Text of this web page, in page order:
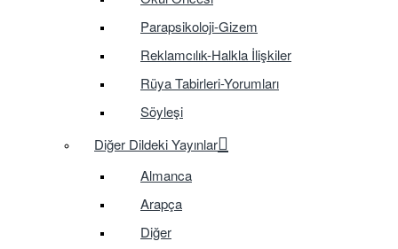
Parapsikoloji-Gizem
Reklamcılık-Halkla İlişkiler
Rüya Tabirleri-Yorumları
Söyleşi
Diğer Dildeki Yayınlar
Almanca
Arapça
Diğer